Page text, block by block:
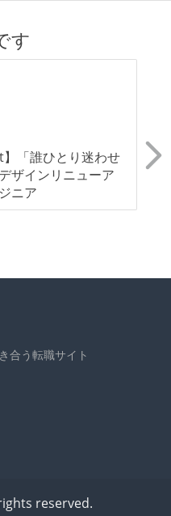
す
】「誰ひとり迷わせ
ザインリニューア
ニア
合う転職サイト
reserved.